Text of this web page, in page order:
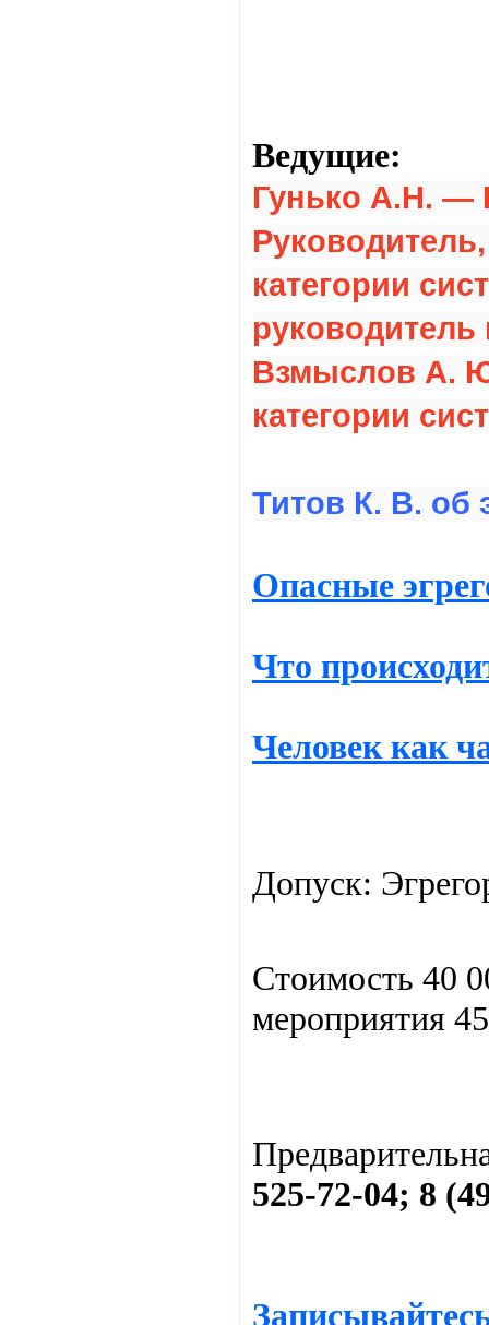
Ведущие:
Гунько А.Н. —
категории
Взмыслов А.
категории
Титов К. В. об
Опасные
Что
Человек как
Допуск:
Стоимость 40
мероприятия
525-72-04; 8